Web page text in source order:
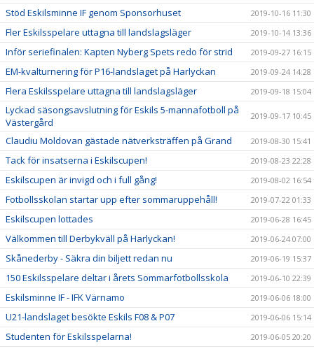
Stöd Eskilsminne IF genom Sponsorhuset 2019-10-16 11:30
Fler Eskilsspelare uttagna till landslagsläger 2019-10-14 13:36
Inför seriefinalen: Kapten Nyberg Spets redo för strid 2019-09-27 16:15
EM-kvalturnering för P16-landslaget på Harlyckan 2019-09-24 14:28
Flera Eskilsspelare uttagna till landslagsläger 2019-09-18 15:04
Lyckad säsongsavslutning för Eskils 5-mannafotboll på
Västergård
2019-09-17 10:45
Claudiu Moldovan gästade nätverksträffen på Grand 2019-08-30 15:41
Tack för insatserna i Eskilscupen! 2019-08-23 22:28
Eskilscupen är invigd och i full gång! 2019-08-02 16:54
Fotbollsskolan startar upp efter sommaruppehåll! 2019-07-22 01:33
Eskilscupen lottades 2019-06-28 16:45
Välkommen till Derbykväll på Harlyckan! 2019-06-24 07:00
Skånederby - Säkra din biljett redan nu 2019-06-19 15:37
150 Eskilsspelare deltar i årets Sommarfotbollsskola 2019-06-10 22:39
Eskilsminne IF - IFK Värnamo 2019-06-06 18:00
U21-landslaget besökte Eskils F08 & P07 2019-06-06 15:14
Studenten för Eskilsspelarna! 2019-06-05 20:20